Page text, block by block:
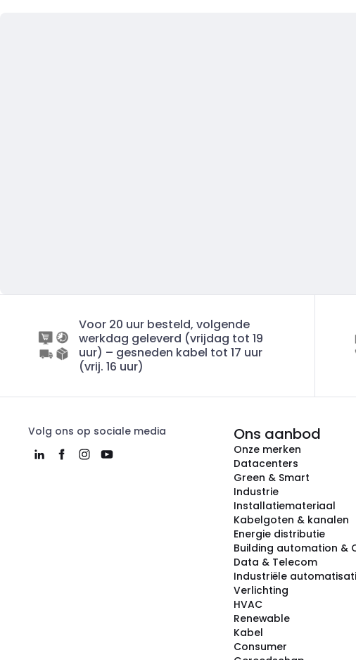
Voor 20 uur besteld, volgende
werkdag geleverd (vrijdag tot 19
uur) – gesneden kabel tot 17 uur
(vrij. 16 uur)
Volg ons op sociale media Ons aanbod
Onze merken
Datacenters
Green & Smart
Industrie
Installatiemateriaal
Kabelgoten & kanalen
Energie distributie
Building automation &
Data & Telecom
Industriële
Verlichting
HVAC
Renewable
Kabel
Consumer